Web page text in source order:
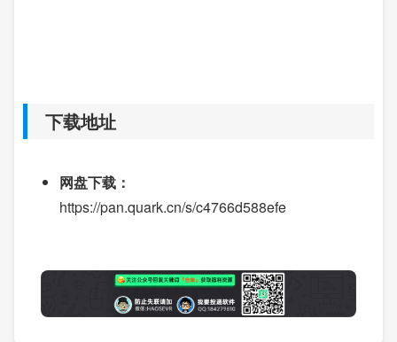
下载地址
网盘下载：
https://pan.quark.cn/s/c4766d588efe